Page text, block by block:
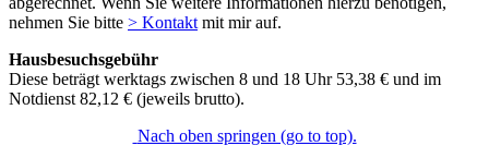
nehmen Sie bitte > Kontakt mit mir auf.
Hausbesuchsgebühr
Diese beträgt werktags zwischen 8 und 18 Uhr 53,38 € und im
Notdienst 82,12 € (jeweils brutto).
Nach oben springen (go to top).